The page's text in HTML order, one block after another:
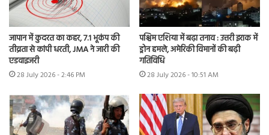
जापान में कुदरत का कहर, 7.1 भूकंप की
तीव्रता से कांपी धरती, JMA ने जारी की
एडवाइजरी
28 July 2026 - 2:46 PM
पश्चिम एशिया में बढ़ा तनाव : उत्तरी इराक में
ड्रोन हमले, अमेरिकी विमानों की बढ़ी
गतिविधि
28 July 2026 - 10:51 AM